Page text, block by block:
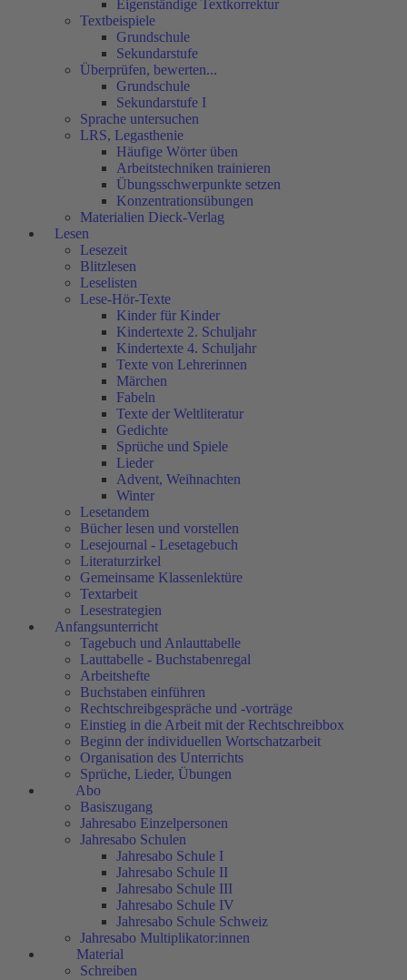
Eigenständige Textkorrektur
Textbeispiele
Grundschule
Sekundarstufe
Überprüfen, bewerten...
Grundschule
Sekundarstufe I
Sprache untersuchen
LRS, Legasthenie
Häufige Wörter üben
Arbeitstechniken trainieren
Übungsschwerpunkte setzen
Konzentrationsübungen
Materialien Dieck-Verlag
Lesen
Lesezeit
Blitzlesen
Leselisten
Lese-Hör-Texte
Kinder für Kinder
Kindertexte 2. Schuljahr
Kindertexte 4. Schuljahr
Texte von Lehrerinnen
Märchen
Fabeln
Texte der Weltliteratur
Gedichte
Sprüche und Spiele
Lieder
Advent, Weihnachten
Winter
Lesetandem
Bücher lesen und vorstellen
Lesejournal - Lesetagebuch
Literaturzirkel
Gemeinsame Klassenlektüre
Textarbeit
Lesestrategien
Anfangsunterricht
Tagebuch und Anlauttabelle
Lauttabelle - Buchstabenregal
Arbeitshefte
Buchstaben einführen
Rechtschreibgespräche und -vorträge
Einstieg in die Arbeit mit der Rechtschreibbox
Beginn der individuellen Wortschatzarbeit
Organisation des Unterrichts
Sprüche, Lieder, Übungen
Abo
Basiszugang
Jahresabo Einzelpersonen
Jahresabo Schulen
Jahresabo Schule I
Jahresabo Schule II
Jahresabo Schule III
Jahresabo Schule IV
Jahresabo Schule Schweiz
Jahresabo Multiplikator:innen
Material
Schreiben